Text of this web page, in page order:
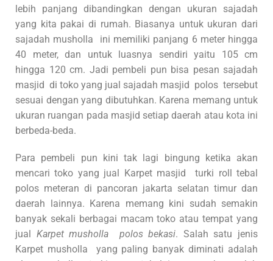
lebih panjang dibandingkan dengan ukuran sajadah
yang kita pakai di rumah. Biasanya untuk ukuran dari
sajadah musholla ini memiliki panjang 6 meter hingga
40 meter, dan untuk luasnya sendiri yaitu 105 cm
hingga 120 cm. Jadi pembeli pun bisa pesan sajadah
masjid di toko yang jual sajadah masjid polos tersebut
sesuai dengan yang dibutuhkan. Karena memang untuk
ukuran ruangan pada masjid setiap daerah atau kota ini
berbeda-beda.
Para pembeli pun kini tak lagi bingung ketika akan
mencari toko yang jual Karpet masjid turki roll tebal
polos meteran di pancoran jakarta selatan timur dan
daerah lainnya. Karena memang kini sudah semakin
banyak sekali berbagai macam toko atau tempat yang
jual Karpet musholla polos bekasi. Salah satu jenis
Karpet musholla yang paling banyak diminati adalah